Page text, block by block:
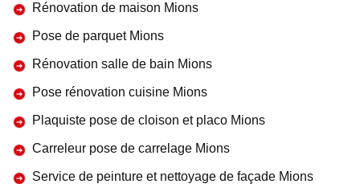
Rénovation de maison Mions
Pose de parquet Mions
Rénovation salle de bain Mions
Pose rénovation cuisine Mions
Plaquiste pose de cloison et placo Mions
Carreleur pose de carrelage Mions
Service de peinture et nettoyage de façade Mions